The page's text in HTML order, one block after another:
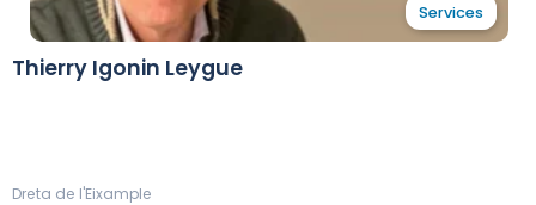
Avocat
Services
Thierry Igonin Leygue
Dreta de l'Eixample